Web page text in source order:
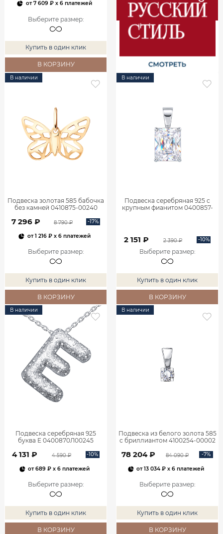
от7 609 ₽x 6 платежей
Выберите размер:
Купить в один клик
В КОРЗИНУ
В наличии
Подвеска золотая 585 бабочка
без камней 0410875-00240
7 296 ₽ 8 790 ₽ -17%
от1 216 ₽x 6 платежей
Выберите размер:
Купить в один клик
В КОРЗИНУ
В наличии
Подвеска серебряная 925 с
крупным фианитом 0400857-
2 151 ₽ 2 390 ₽ -10%
Выберите размер:
Купить в один клик
В КОРЗИНУ
В наличии
Подвеска серебряная 925
буква Е 0400870Л00245
4 131 ₽ 4 590 ₽ -10%
от689 ₽ x 6 платежей
Выберите размер:
Купить в один клик
В КОРЗИНУ
В наличии
Подвеска из белого золота 585
с бриллиантом 4100254-00002
78 204 ₽ 84 090 ₽ -7%
от13 034 ₽ x 6 платежей
Выберите размер:
Купить в один клик
В КОРЗИНУ